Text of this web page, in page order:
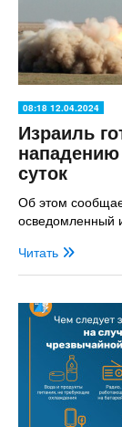
08:18 12.04.2024
Израиль
суток
Об этом
осведомленный
Читать